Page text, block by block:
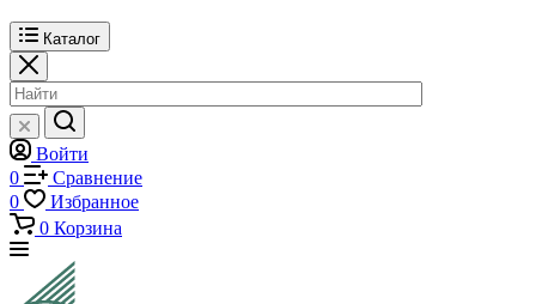
Каталог
Войти
0
Сравнение
0
Избранное
0 Корзина